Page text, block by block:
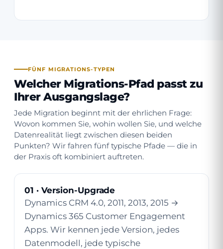
FÜNF MIGRATIONS-TYPEN
Welcher Migrations-Pfad passt zu
Ihrer Ausgangslage?
Jede Migration beginnt mit der ehrlichen Frage:
Wovon kommen Sie, wohin wollen Sie, und welche
Datenrealität liegt zwischen diesen beiden
Punkten? Wir fahren fünf typische Pfade — die in
der Praxis oft kombiniert auftreten.
01 · Version-Upgrade
Dynamics CRM 4.0, 2011, 2013, 2015 →
Dynamics 365 Customer Engagement
Apps. Wir kennen jede Version, jedes
Datenmodell, jede typische